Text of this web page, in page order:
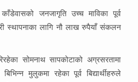
जनजागृति उच्च माविका पूर्व
स्थापनाका लागि नौ लाख रुपैयाँ संकलन
सोमनाथ सापकोटाको अग्रसरतामा
मुलुकमा रहेका पूर्व बिद्यार्थीहरुले